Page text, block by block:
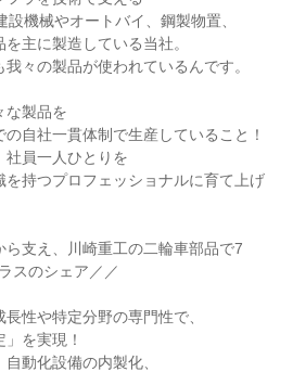
機械やオートバイ、鋼製物置、
主に製造している当社。
々の製品が使われているんです。
な製品を
自社一貫体制で生産していること！
社員一人ひとりを
持つプロフェッショナルに育て上げ
ら支え、川崎重工の二輪車部品で7
スのシェア／／
性や特定分野の専門性で、
を実現！
動化設備の内製化、